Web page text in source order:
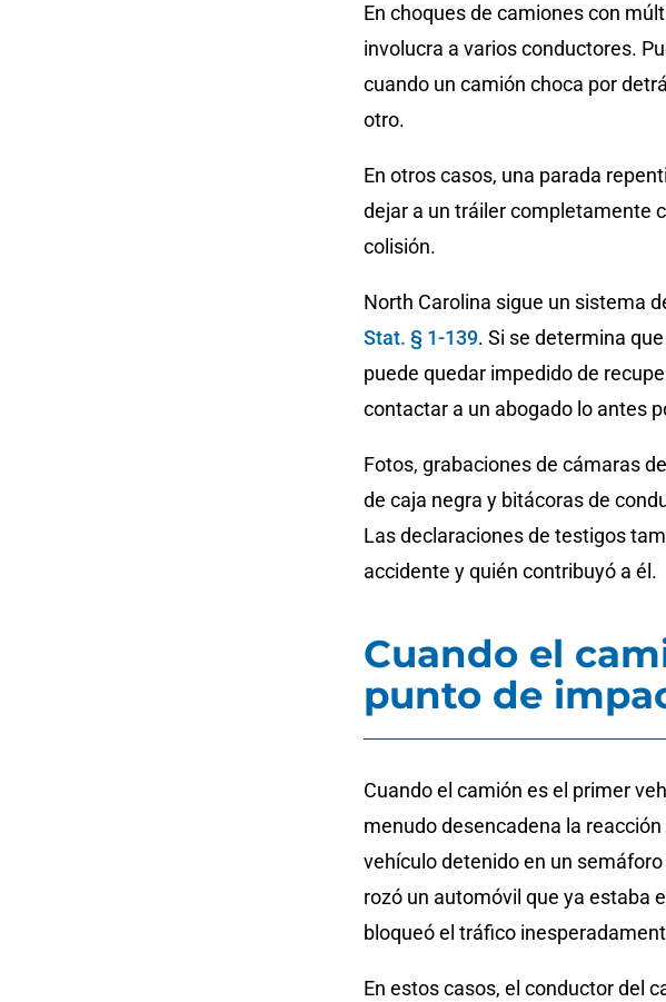
En choques de camiones con
involucra a varios conductores.
cuando un camión choca por
otro.
En otros casos, una parada
dejar a un tráiler completamente
colisión.
North Carolina sigue un sistema
Stat. § 1-139. Si se determina
puede quedar impedido de
contactar a un abogado lo antes
Fotos, grabaciones de cámaras
de caja negra y bitácoras de
Las declaraciones de testigos
accidente y quién contribuyó a él.
Cuando el
punto de
Cuando el camión es el primer
menudo desencadena la
vehículo detenido en un
rozó un automóvil que ya estaba
bloqueó el tráfico
En estos casos, el conductor del